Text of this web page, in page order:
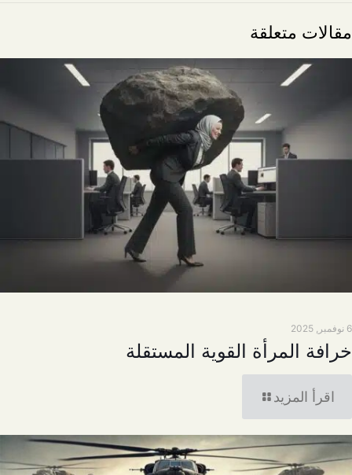
مقالات متعلقة
6 نوفمبر, 2025
خرافة المرأة القوية المستقلة
اقرأ المزيد